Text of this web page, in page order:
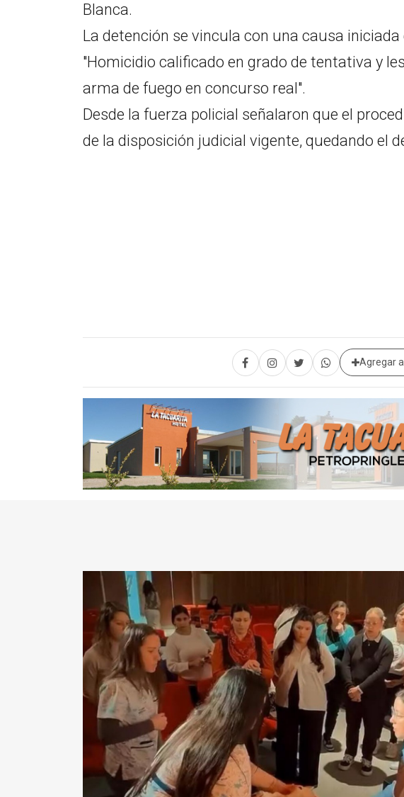
Blanca.
La detención se vincula con una causa
"Homicidio calificado en grado de tentativa y
arma de fuego en concurso real".
Desde la fuerza policial señalaron que el
de la disposición judicial vigente, quedando el
Agregar